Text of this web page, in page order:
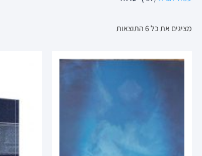
מציגים את כל ⁦6⁩ התוצאות